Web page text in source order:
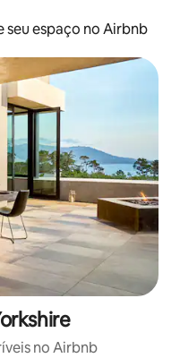
seu espaço no Airbnb
no Airbnb